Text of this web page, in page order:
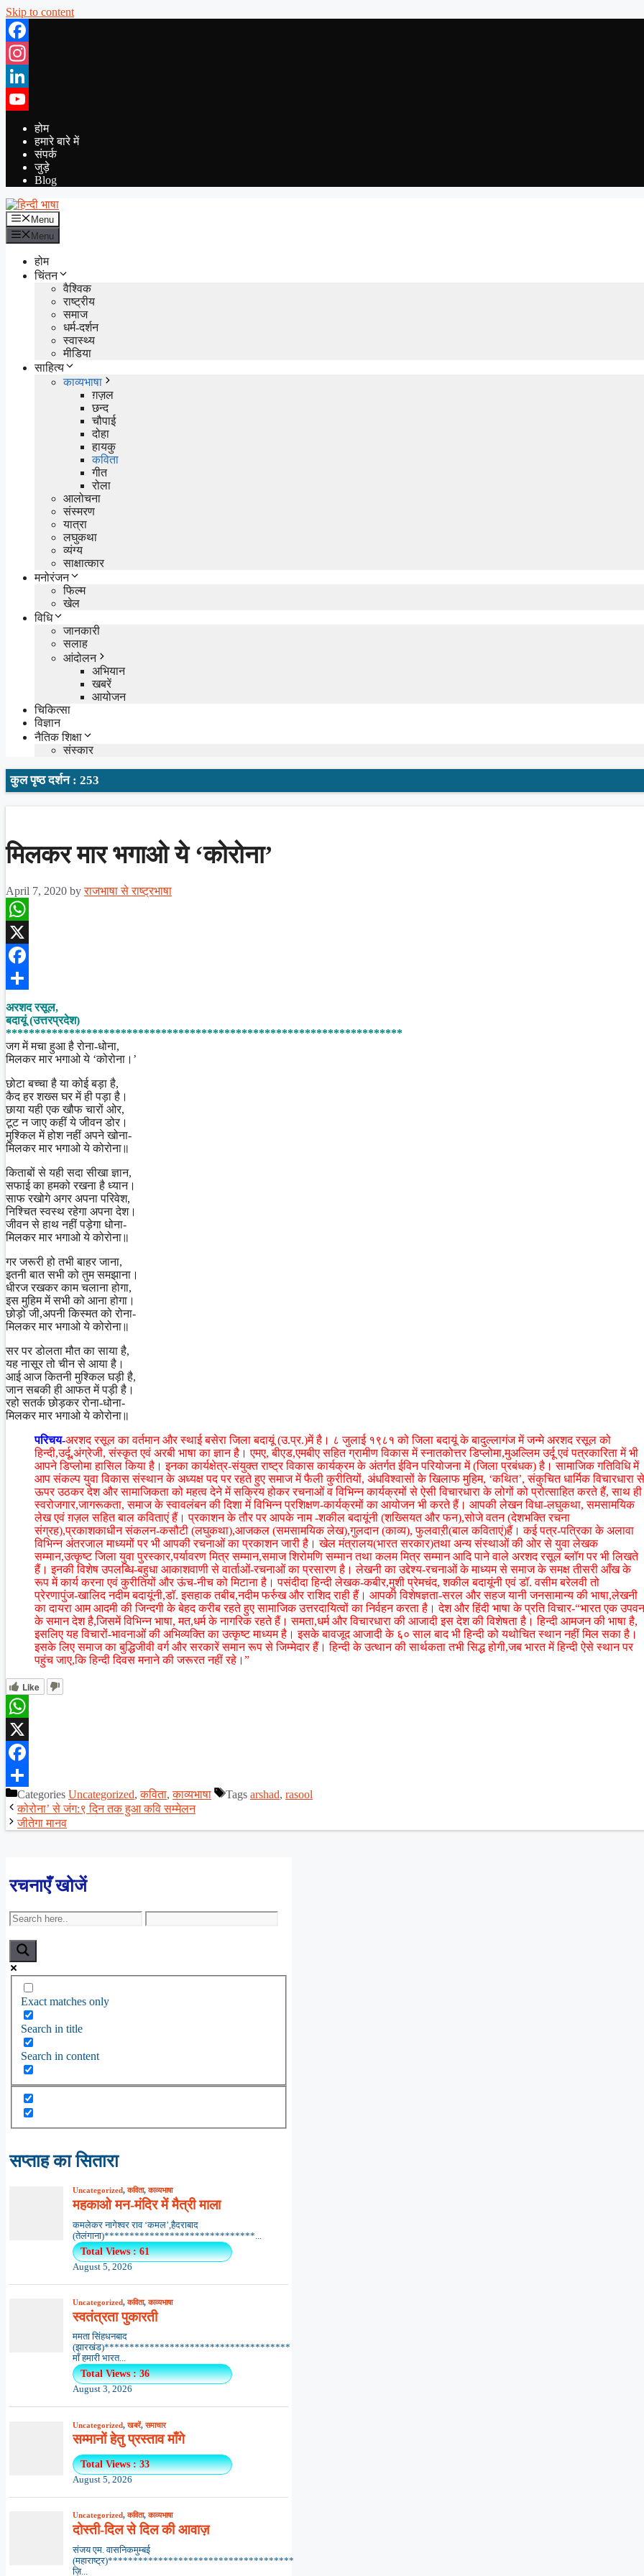
Skip to content
Facebook
Instagram
LinkedIn
YouTube
होम
हमारे बारे में
संपर्क
जुड़े
Blog
Menu
Menu
होम
चिंतन
वैश्विक
राष्ट्रीय
समाज
धर्म-दर्शन
स्वास्थ्य
मीडिया
साहित्य
काव्यभाषा
ग़ज़ल
छन्द
चौपाई
दोहा
हायकु
कविता
गीत
रोला
आलोचना
संस्मरण
यात्रा
लघुकथा
व्यंग्य
साक्षात्कार
मनोरंजन
फिल्म
खेल
विधि
जानकारी
सलाह
आंदोलन
अभियान
खबरें
आयोजन
चिकित्सा
विज्ञान
नैतिक शिक्षा
संस्कार
कुल पृष्ठ दर्शन : 253
मिलकर मार भगाओ ये ‘कोरोना’
April 7, 2020 byराजभाषा से राष्ट्रभाषा
WhatsApp
X
Facebook
Share
अरशद रसूल,
बदायूं (उत्तरप्रदेश)
*********************************************************************
जग में मचा हुआ है रोना-धोना,
मिलकर मार भगाओ ये ‘कोरोना।’
छोटा बच्चा है या कोई बड़ा है,
कैद हर शख्स घर में ही पड़ा है।
छाया यही एक खौफ चारों ओर,
टूट न जाए कहीं ये जीवन डोर।
मुश्किल में होश नहीं अपने खोना-
मिलकर मार भगाओ ये कोरोना॥
किताबों से यही सदा सीखा ज्ञान,
सफाई का हमको रखना है ध्यान।
साफ रखोगे अगर अपना परिवेश,
निश्चित स्वस्थ रहेगा अपना देश।
जीवन से हाथ नहीं पड़ेगा धोना-
मिलकर मार भगाओ ये कोरोना॥
गर जरूरी हो तभी बाहर जाना,
इतनी बात सभी को तुम समझाना।
धीरज रखकर काम चलाना होगा,
इस मुहिम में सभी को आना होगा।
छोड़ो जी,अपनी किस्मत को रोना-
मिलकर मार भगाओ ये कोरोना॥
सर पर डोलता मौत का साया है,
यह नासूर तो चीन से आया है।
आई आज कितनी मुश्किल घड़ी है,
जान सबकी ही आफत में पड़ी है।
रहो सतर्क छोड़कर रोना-धोना-
मिलकर मार भगाओ ये कोरोना॥
परिचय-अरशद रसूल का वर्तमान और स्थाई बसेरा जिला बदायूं (उ.प्र.)में है। ८ जुलाई १९८१ को जिला बदायूं के बादुल्लागंज में जन्मे अरशद रसूल को
हिन्दी,उर्दू,अंग्रेजी, संस्कृत एवं अरबी भाषा का ज्ञान है। एमए, बीएड,एमबीए सहित ग्रामीण विकास में स्नातकोत्तर डिप्लोमा,मुअल्लिम उर्दू एवं पत्रकारिता में भी
आपने डिप्लोमा हासिल किया है। इनका कार्यक्षेत्र-संयुक्त राष्ट्र विकास कार्यक्रम के अंतर्गत ईविन परियोजना में (जिला प्रबंधक) है। सामाजिक गतिविधि में
आप संकल्प युवा विकास संस्थान के अध्यक्ष पद पर रहते हुए समाज में फैली कुरीतियों, अंधविश्वासों के खिलाफ मुहिम, ‘कथित’, संकुचित धार्मिक विचारधारा से
ऊपर उठकर देश और सामाजिकता को महत्व देने में सक्रिय होकर रचनाओं व विभिन्न कार्यक्रमों से ऐसी विचारधारा के लोगों को प्रोत्साहित करते हैं, साथ ही
स्वरोजगार,जागरूकता, समाज के स्वावलंबन की दिशा में विभिन्न प्रशिक्षण-कार्यक्रमों का आयोजन भी करते हैं। आपकी लेखन विधा-लघुकथा, समसामयिक
लेख एवं ग़ज़ल सहित बाल कविताएं हैं। प्रकाशन के तौर पर आपके नाम -शकील बदायूंनी (शख्सियत और फन),सोजे वतन (देशभक्ति रचना
संग्रह),प्रकाशकाधीन संकलन-कसौटी (लघुकथा),आजकल (समसामयिक लेख),गुलदान (काव्य), फुलवाऱी(बाल कविताएं)हैं। कई पत्र-पत्रिका के अलावा
विभिन्न अंतरजाल माध्यमों पर भी आपकी रचनाओं का प्रकाशन जारी है। खेल मंत्रालय(भारत सरकार)तथा अन्य संस्थाओं की ओर से युवा लेखक
सम्मान,उत्कृष्ट जिला युवा पुरस्कार,पर्यावरण मित्र सम्मान,समाज शिरोमणि सम्मान तथा कलम मित्र सम्मान आदि पाने वाले अरशद रसूल ब्लॉग पर भी लिखते
हैं। इनकी विशेष उपलब्धि-बहुधा आकाशवाणी से वार्ताओं-रचनाओं का प्रसारण है। लेखनी का उद्देश्य-रचनाओं के माध्यम से समाज के समक्ष तीसरी आँख के
रूप में कार्य करना एवं कुरीतियों और ऊंच-नीच को मिटाना है। पसंदीदा हिन्दी लेखक-कबीर,मुशी प्रेमचंद, शकील बदायूंनी एवं डॉ. वसीम बरेलवी तो
प्रेरणापुंज-खालिद नदीम बदायूंनी,डॉ. इसहाक तबीब,नदीम फर्रुख और राशिद राही हैं। आपकी विशेषज्ञता-सरल और सहज यानी जनसामान्य की भाषा,लेखनी
का दायरा आम आदमी की जिन्दगी के बेहद करीब रहते हुए सामाजिक उत्तरदायित्वों का निर्वहन करता है। देश और हिंदी भाषा के प्रति विचार-“भारत एक उपवन
के समान देश है,जिसमें विभिन्न भाषा, मत,धर्म के नागरिक रहते हैं। समता,धर्म और विचारधारा की आजादी इस देश की विशेषता है। हिन्दी आमजन की भाषा है,
इसलिए यह विचारों-भावनाओं की अभिव्यक्ति का उत्कृष्ट माध्यम है। इसके बावजूद आजादी के ६० साल बाद भी हिन्दी को यथोचित स्थान नहीं मिल सका है।
इसके लिए समाज का बुद्धिजीवी वर्ग और सरकारें समान रूप से जिम्मेदार हैं। हिन्दी के उत्थान की सार्थकता तभी सिद्ध होगी,जब भारत में हिन्दी ऐसे स्थान पर
पहुंच जाए,कि हिन्दी दिवस मनाने की जरूरत नहीं रहे।”
Like
WhatsApp
X
Facebook
ShareCategories Uncategorized,कविता,काव्यभाषा Tags arshad, rasool
कोरोना’ से जंग:९ दिन तक हुआ कवि सम्मेलन
जीतेगा मानव
रचनाएँ खोजें
Exact matches only
Search in title
Search in content
सप्ताह का सितारा
Uncategorized,कविता,काव्यभाषा
महकाओ मन-मंदिर में मैत्री माला
कमलेकर नागेश्वर राव ‘कमल’,हैदराबाद
(तेलंगाना)******************************...
Total Views : 61
August 5, 2026
Uncategorized,कविता,काव्यभाषा
स्वतंत्रता पुकारती
ममता सिंहधनबाद
(झारखंड)*************************************
माँ हमारी भारत...
Total Views : 36
August 3, 2026
Uncategorized,खबरें,समाचार
सम्मानों हेतु प्रस्ताव माँगे
Total Views : 33
August 5, 2026
Uncategorized,कविता,काव्यभाषा
दोस्ती-दिल से दिल की आवाज़
संजय एम. वासनिकमुम्बई
(महाराष्ट्र)*************************************
ज़ि...